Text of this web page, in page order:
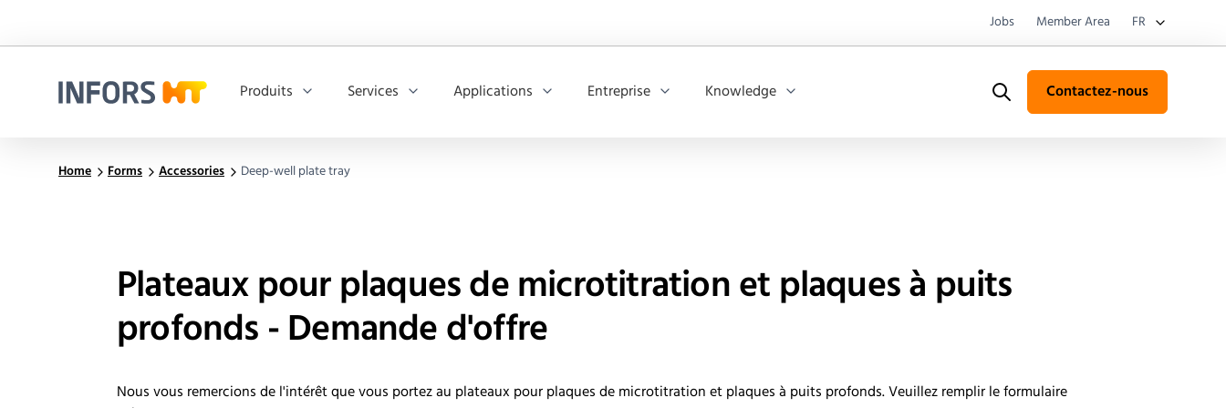
Jobs Member Area FR
Produits Services Applications Entreprise Knowledge Search Contactez-nous
Home Forms Accessories Deep-well plate tray
Plateaux pour plaques de microtitration et plaques à puits
profonds - Demande d'offre
Nous vous remercions de l'intérêt que vous portez au plateaux pour plaques de microtitration et plaques à puits profonds. Veuillez remplir le formulaire